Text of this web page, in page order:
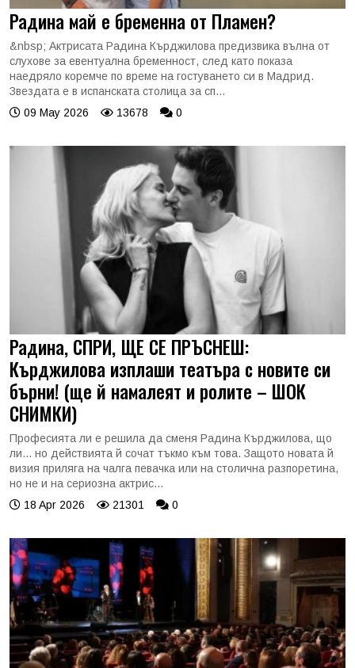
Радина май е бременна от Пламен?
&nbsp; Актрисата Радина Кърджилова предизвика вълна от
слухове за евентуална бременност, след като показа
наедряло коремче по време на гостуването си в Мадрид.
Звездата е в испанската столица за сп...
09 May 2026
13678 0
Радина, СПРИ, ЩЕ СЕ ПРЪСНЕШ:
Кърджилова изплаши театъра с новите си
бърни! (ще й намалеят и ролите – ШОК
СНИМКИ)
Професията ли е решила да сменя Радина Кърджилова, що
ли... но действията й сочат тъкмо към това. Защото новата й
визия приляга на чалга певачка или на столична разпоретина,
но не и на сериозна актрис...
18 Apr 2026
21301 0